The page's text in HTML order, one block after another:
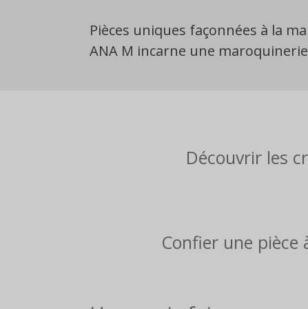
Pièces uniques façonnées à la
ANA M incarne une
Découvrir les
Confier une pièce